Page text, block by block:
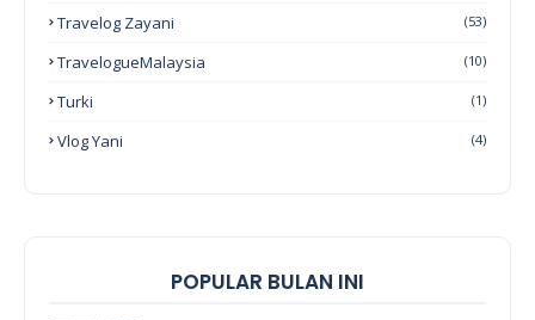
Travelog Zayani (53)
TravelogueMalaysia (10)
Turki (1)
Vlog Yani (4)
POPULAR BULAN INI